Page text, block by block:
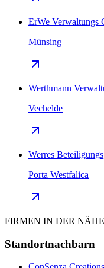
ErWe Verwaltungs
Münsing
Werthmann
Vechelde
Werres
Porta Westfalica
FIRMEN IN DER NÄHE
Standortnachbarn